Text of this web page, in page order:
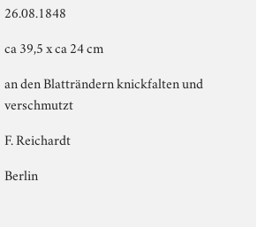
26.08.1848
ca 39,5 x ca 24 cm
an den Blatträndern knickfalten und
verschmutzt
F. Reichardt
Berlin